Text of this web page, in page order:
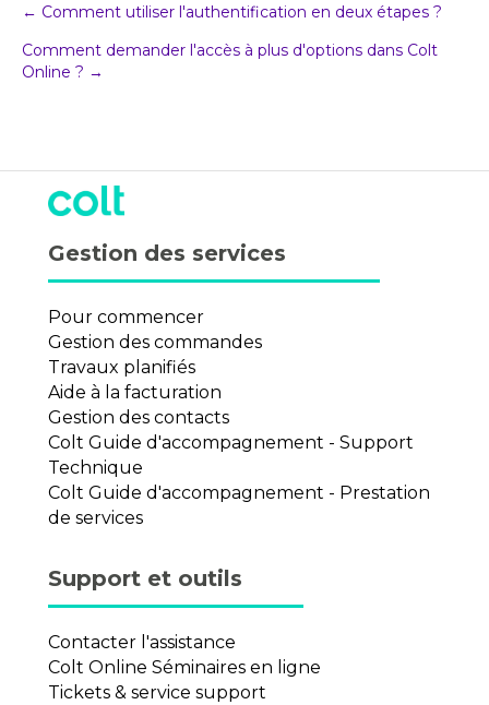
Post
navigation
← Comment utiliser l'authentification en deux étapes ?
Comment demander l'accès à plus d'options dans Colt
Online ? →
Gestion des services
Pour commencer
Gestion des commandes
Travaux planifiés
Aide à la facturation
Gestion des contacts
Colt Guide d'accompagnement - Support
Technique
Colt Guide d'accompagnement - Prestation
de services
Support et outils
Contacter l'assistance
Colt Online Séminaires en ligne
Tickets & service support